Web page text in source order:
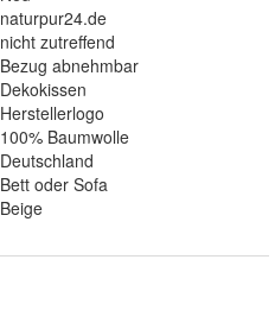
naturpur24.de
nicht zutreffend
Bezug abnehmbar
Dekokissen
Herstellerlogo
100% Baumwolle
Deutschland
Bett oder Sofa
Beige